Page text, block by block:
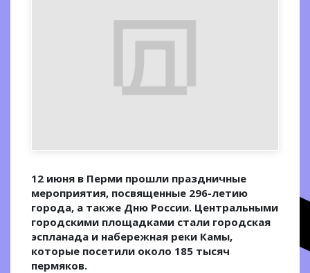
12 июня в Перми прошли праздничные
мероприятия, посвященные 296-летию
города, а также Дню России. Центральными
городскими площадками стали городская
эспланада и набережная реки Камы,
которые посетили около 185 тысяч
пермяков.